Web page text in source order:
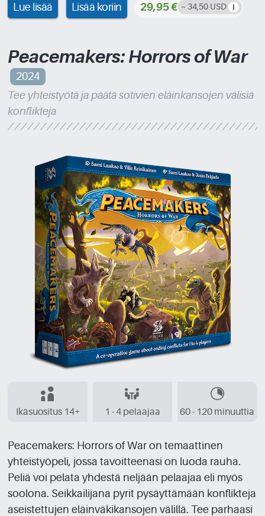
Lue lisää Lisää koriin 29,95 € ~ 34,50 USD
Peacemakers: Horrors of War
2024
Tee yhteistyötä ja päätä sotivien eläinkansojen välisiä
konflikteja
Ikäsuositus 14+ 1 - 4 pelaajaa 60 - 120 minuuttia
Peacemakers: Horrors of War on temaattinen
yhteistyöpeli, jossa tavoitteenasi on luoda rauha.
Peliä voi pelata yhdestä neljään pelaajaa eli myös
soolona. Seikkailijana pyrit pysäyttämään konflikteja
aseistettujen eläinväkikansojen välillä. Tee parhaasi